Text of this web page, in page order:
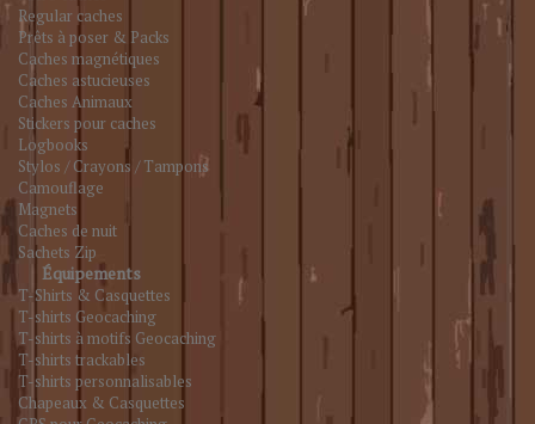
Regular caches
Prêts à poser & Packs
Caches magnétiques
Caches astucieuses
Caches Animaux
Stickers pour caches
Logbooks
Stylos / Crayons / Tampons
Camouflage
Magnets
Caches de nuit
Sachets Zip
Équipements
T-Shirts & Casquettes
T-shirts Geocaching
T-shirts à motifs Geocaching
T-shirts trackables
T-shirts personnalisables
Chapeaux & Casquettes